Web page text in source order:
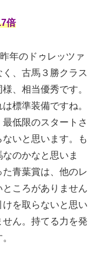
倍
年のドゥレッツァ
、古馬３勝クラス
、相当優秀です。
標準装備ですね。
低限のスタートさ
いと思います。も
のかなと思いま
青葉賞は、他のレ
ころがありません
を取らないと思い
ん。持てる力を発